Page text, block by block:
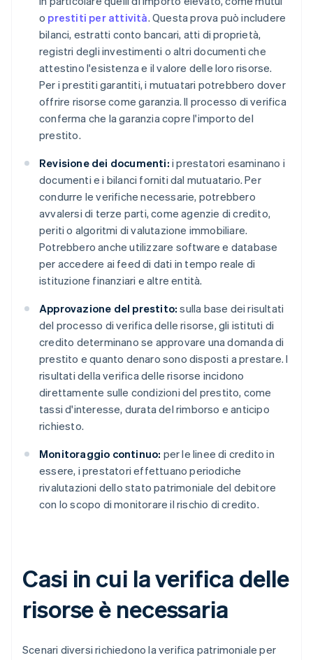
o prestiti per attività. Questa prova può includere
bilanci, estratti conto bancari, atti di proprietà,
registri degli investimenti o altri documenti che
attestino l'esistenza e il valore delle loro risorse.
Per i prestiti garantiti, i mutuatari potrebbero dover
offrire risorse come garanzia. Il processo di verifica
conferma che la garanzia copre l'importo del
prestito.
Revisione dei documenti: i prestatori esaminano i
documenti e i bilanci forniti dal mutuatario. Per
condurre le verifiche necessarie, potrebbero
avvalersi di terze parti, come agenzie di credito,
periti o algoritmi di valutazione immobiliare.
Potrebbero anche utilizzare software e database
per accedere ai feed di dati in tempo reale di
istituzione finanziari e altre entità.
Approvazione del prestito: sulla base dei risultati
del processo di verifica delle risorse, gli istituti di
credito determinano se approvare una domanda di
prestito e quanto denaro sono disposti a prestare. I
risultati della verifica delle risorse incidono
direttamente sulle condizioni del prestito, come
tassi d'interesse, durata del rimborso e anticipo
richiesto.
Monitoraggio continuo: per le linee di credito in
essere, i prestatori effettuano periodiche
rivalutazioni dello stato patrimoniale del debitore
con lo scopo di monitorare il rischio di credito.
Casi in cui la verifica delle
risorse è necessaria
Scenari diversi richiedono la verifica patrimoniale per